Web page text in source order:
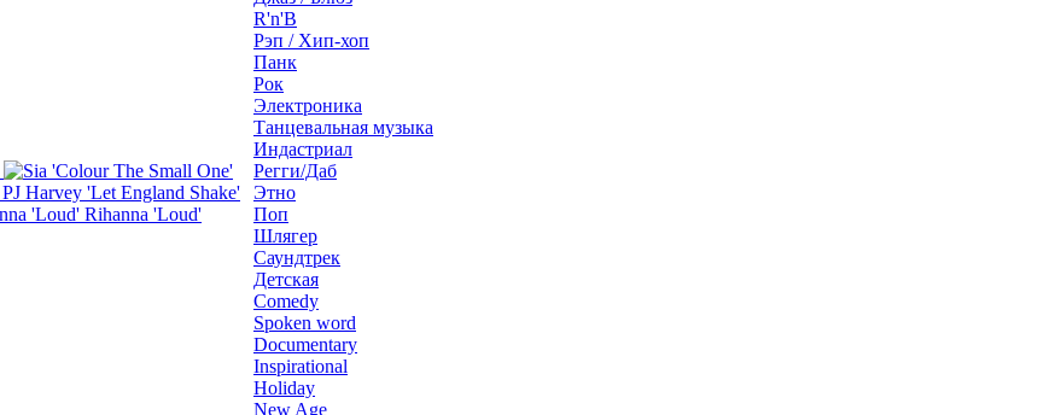
PJ Harvey 'Let England Shake'
Rihanna 'Loud'
R'n'B
Рэп / Хип-хоп
Панк
Рок
Электроника
Танцевальная музыка
Индастриал
Регги/Даб
Этно
Поп
Шлягер
Саундтрек
Детская
Comedy
Spoken word
Documentary
Inspirational
Holiday
New Age